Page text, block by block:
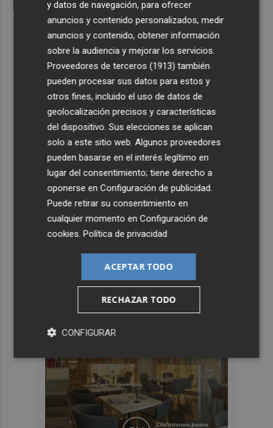
y datos de navegación, para ofrecer
anuncios y contenido personalizados, medir
anuncios y contenido, obtener información
sobre la audiencia y mejorar los servicios.
Proveedores de terceros (1913) también
pueden procesar sus datos para estos y
otros fines, incluido el uso de datos de
geolocalización precisos y características
del dispositivo. Sus elecciones se aplican
solo a este sitio web. Algunos proveedores
pueden basarse en el interés legítimo en
lugar del consentimiento; tiene derecho a
oponerse enConfiguración de publicidad
Puede retirar su consentimiento en
cualquier momento enConfiguración de
cookies .Política de privacidad
ACEPTAR TODO
RECHAZAR TODO
CONFIGURAR